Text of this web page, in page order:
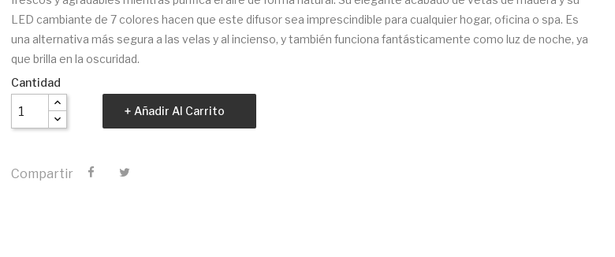
LED cambiante de 7 colores hacen que este difusor sea imprescindible para cualquier hogar, oficina o spa. Es
una alternativa más segura a las velas y al incienso, y también funciona fantásticamente como luz de noche, ya
que brilla en la oscuridad.
Cantidad
Añadir Al Carrito
Compartir